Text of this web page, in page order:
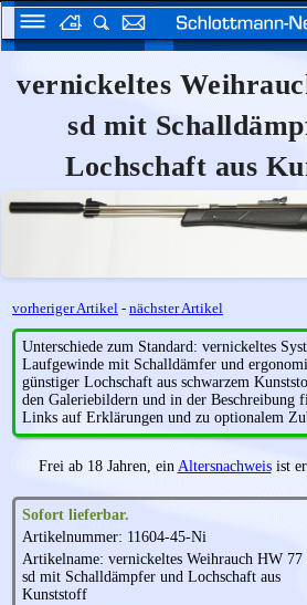
vernickeltes
sd mit
Lochschaft aus
vorheriger Artikel - nächster Artikel
Unterschiede zum Standard: vernickeltes
Laufgewinde mit Schalldämfer und
günstiger Lochschaft aus schwarzem
den Galeriebildern und in der Beschreibung
Links auf Erklärungen und zu optionalem
Frei ab 18 Jahren, ein Altersnachweisist
Sofort lieferbar.
Artikelnummer: 11604-45-Ni
Artikelname: vernickeltes Weihrauch HW 77
sd mit Schalldämpfer und Lochschaft aus
Kunststoff